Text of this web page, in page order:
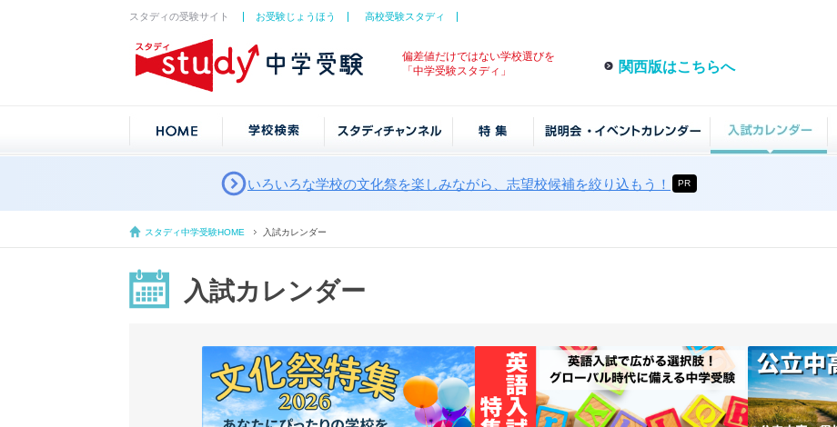
スタディの受験サイト お受験じょうほう 高校受験スタディ
偏差値だけではない学校選びを
「中学受験スタディ」
関西版はこちらへ
いろいろな学校の文化祭を楽しみながら、志望校候補を絞り込もう！ PR
スタディ中学受験HOME 入試カレンダー
入試カレンダー